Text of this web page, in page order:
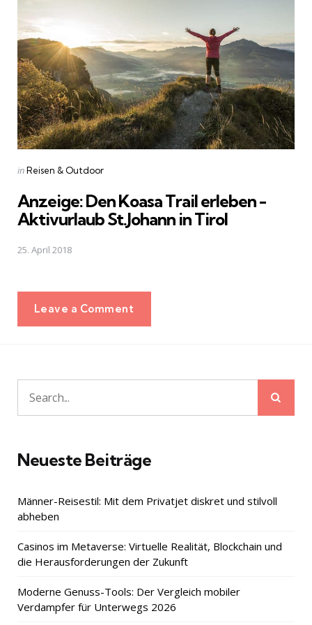
Posted
inReisen & Outdoor
Anzeige: Den Koasa Trail erleben -
Aktivurlaub St.Johann in Tirol
25. April 2018
Leave a Comment
Search
for:
Neueste Beiträge
Männer-Reisestil: Mit dem Privatjet diskret und stilvoll
abheben
Casinos im Metaverse: Virtuelle Realität, Blockchain und
die Herausforderungen der Zukunft
Moderne Genuss-Tools: Der Vergleich mobiler
Verdampfer für Unterwegs 2026